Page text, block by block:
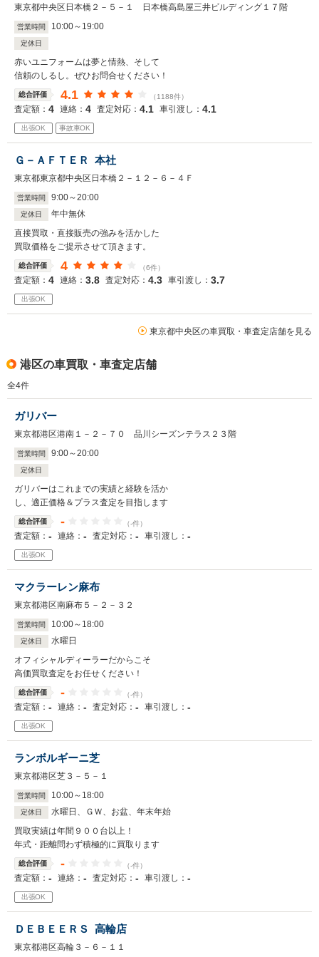
東京都中央区日本橋２－５－１ 日本橋高島屋三井ビルディング１７階
営業時間 10:00～ 19:00
定休日
赤いユニフォームは夢と情熱、そして
信頼のしるし。ぜひお問合せください！
総合評価 4.1 （1188件）
査定額： 4 連絡： 4 査定対応： 4.1 車引渡し： 4.1
出張OK 事故車OK
Ｇ－ＡＦＴＥＲ 本社
東京都東京都中央区日本橋２－１２－６－４Ｆ
営業時間 9:00～20:00
定休日
年中無休
直接買取・直接販売の強みを活かした
買取価格をご提示させて頂きます。
総合評価 4 （6件）
査定額： 4 連絡： 3.8 査定対応： 4.3 車引渡し： 3.7
出張OK
東京都中央区の車買取・車査定店舗を見る
港区の車買取・車査定店舗
全4件
ガリバー
東京都港区港南１－２－７０ 品川シーズンテラス２３階
営業時間 9:00～20:00
定休日
ガリバーはこれまでの実績と経験を活か
し、適正価格＆プラス査定を目指します
総合評価 - （-件）
査定額： - 連絡： - 査定対応： - 車引渡し： -
出張OK
マクラーレン麻布
東京都港区南麻布５－２－３２
営業時間 10:00～ 18:00
定休日
水曜日
オフィシャルディーラーだからこそ
高価買取査定をお任せください！
総合評価 - （-件）
査定額： - 連絡： - 査定対応： - 車引渡し： -
出張OK
ランボルギーニ芝
東京都港区芝３－５－１
営業時間 10:00～ 18:00
定休日
水曜日、ＧＷ、お盆、年末年始
買取実績は年間９００台以上！
年式・距離問わず積極的に買取ります
総合評価 - （-件）
査定額： - 連絡： - 査定対応： - 車引渡し： -
出張OK
ＤＥＢＥＥＲＳ 高輪店
東京都港区高輪３－６－１１